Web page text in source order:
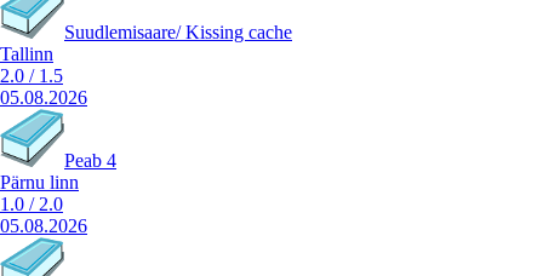
Suudlemisaare/ Kissing cache
Tallinn
2.0 / 1.5
05.08.2026
Peab 4
Pärnu linn
1.0 / 2.0
05.08.2026